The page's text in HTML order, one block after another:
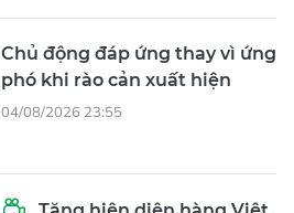
Chủ động đáp ứng thay vì ứng
phó khi rào cản xuất hiện
04/08/2026 23:55